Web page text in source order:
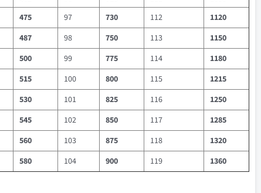
475 97 730 112
1120
487 98 750 113
1150
500 99 775 114
1180
515 100 800 115
1215
530 101 825 116
1250
545 102 850 117
1285
560 103 875 118
1320
580 104 900 119 1360